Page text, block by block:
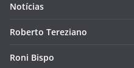
Notícias
Roberto Tereziano
Roni Bispo